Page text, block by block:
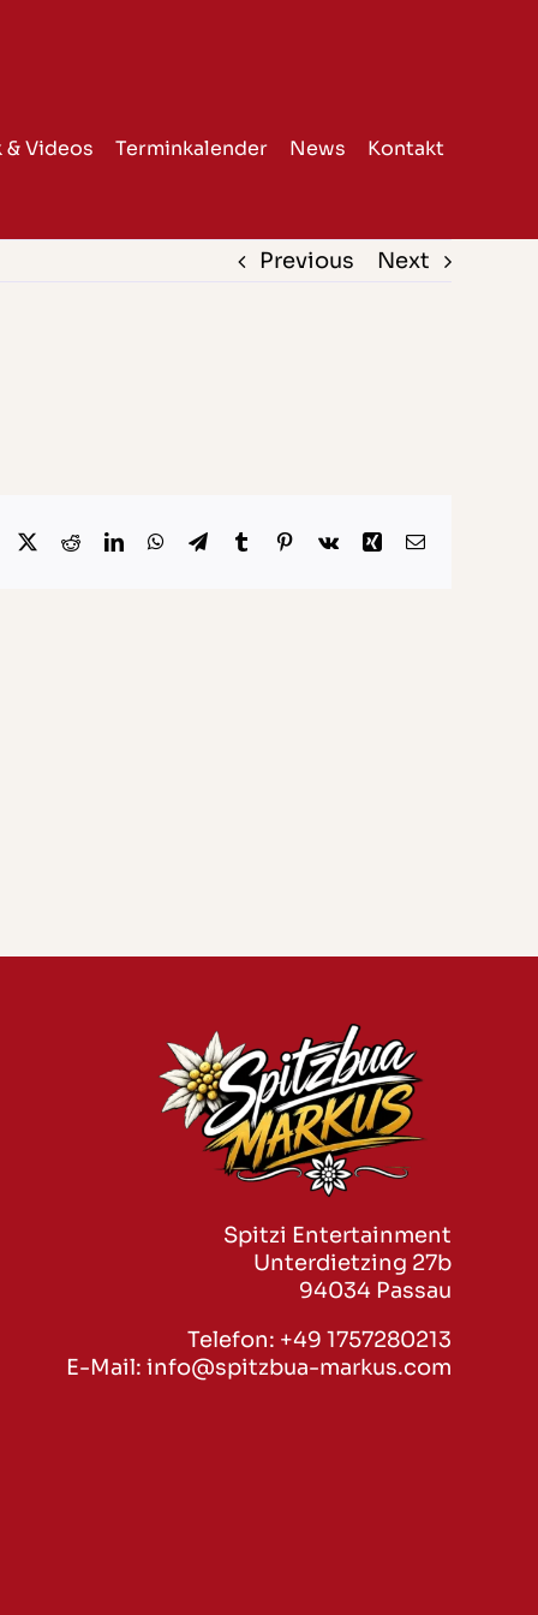
& Videos Terminkalender News Kontakt
Previous Next
Facebook
X RedditLinkedInWhatsApp
TelegramTumblrPinterest
Vk Xing Email
Spitzi Entertainment
Unterdietzing 27b
94034 Passau
Telefon: +49 1757280213
E-Mail: info@spitzbua-markus.com